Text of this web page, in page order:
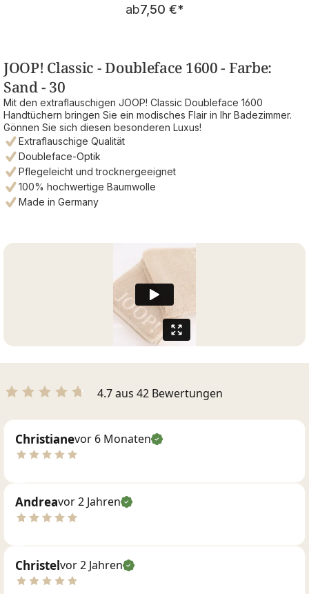
ab7,50 €*
JOOP! Classic - Doubleface 1600 - Farbe:
Sand - 30
Mit den extraflauschigen JOOP! Classic Doubleface 1600
Handtüchern bringen Sie ein modisches Flair in Ihr Badezimmer.
Gönnen Sie sich diesen besonderen Luxus!
Extraflauschige Qualität
Doubleface-Optik
Pflegeleicht und trocknergeeignet
100% hochwertige Baumwolle
Made in Germany
4.7 aus 42 Bewertungen
Christianevor 6 Monaten
Andreavor 2 Jahren
Christelvor 2 Jahren